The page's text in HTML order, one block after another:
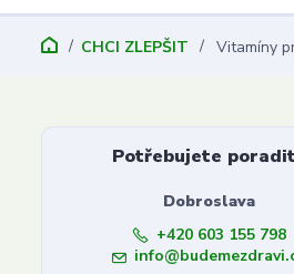
CHCI ZLEPŠIT Vitamíny
Potřebujete
Dobroslava
+420 603 155 798